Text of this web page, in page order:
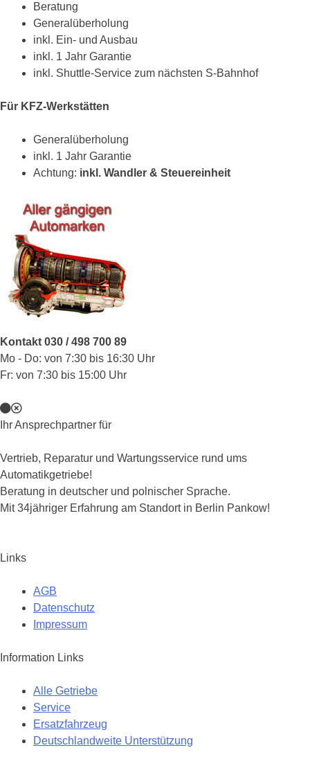
Beratung
Generalüberholung
inkl. Ein- und Ausbau
inkl. 1 Jahr Garantie
inkl. Shuttle-Service zum nächsten S-Bahnhof
Für KFZ-Werkstätten
Generalüberholung
inkl. 1 Jahr Garantie
Achtung: inkl. Wandler & Steuereinheit
Kontakt 030 / 498 700 89
Mo - Do: von 7:30 bis 16:30 Uhr
Fr: von 7:30 bis 15:00 Uhr
Ihr Ansprechpartner für
Vertrieb, Reparatur und Wartungsservice rund ums
Automatikgetriebe!
Beratung in deutscher und polnischer Sprache.
Mit 34jähriger Erfahrung am Standort in Berlin Pankow!
Links
AGB
Datenschutz
Impressum
Information Links
Alle Getriebe
Service
Ersatzfahrzeug
Deutschlandweite Unterstützung